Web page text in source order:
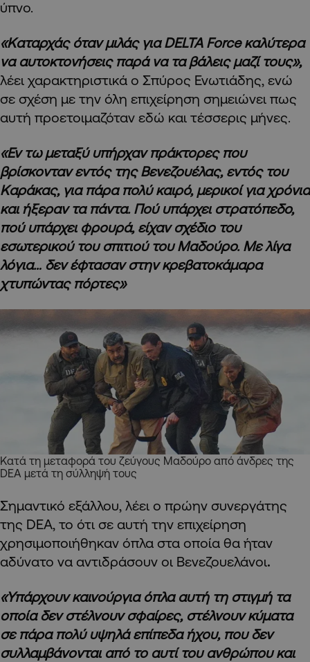
ύπνο.
«Καταρχάς όταν μιλάς γιαDELTA Force καλύτερα
να αυτοκτονήσεις παρά να τα βάλεις μαζί τους»,
λέει χαρακτηριστικά ο Σπύρος Ενωτιάδης, ενώ
σε σχέση με την όλη επιχείρηση σημειώνει πως
αυτή προετοιμαζόταν εδώ και τέσσερις μήνες.
«Εν τω μεταξύ υπήρχαν πράκτορες που
βρίσκονταν εντός της Βενεζουέλας, εντός του
Καράκας, για πάρα πολύ καιρό, μερικοί για χρόνια
και ήξεραν τα πάντα. Πού υπάρχει στρατόπεδο,
πού υπάρχει φρουρά, είχαν σχέδιο του
εσωτερικού του σπιτιού του Μαδούρο. Με λίγα
λόγια… δεν έφτασαν στην κρεβατοκάμαρα
χτυπώντας πόρτες»
Κατά τη μεταφορά του ζεύγους Μαδούρο από άνδρες της
DEA μετά τη σύλληψή τους
Σημαντικό εξάλλου, λέει ο πρώην συνεργάτης
της DEA, το ότι σε αυτή την επιχείρηση
χρησιμοποιήθηκαν όπλα στα οποία θα ήταν
αδύνατο να αντιδράσουν οι Βενεζουελάνοι.
«Υπάρχουν καινούργια όπλα αυτή τη στιγμή τα
οποία δεν στέλνουν σφαίρες, στέλνουν κύματα
σε πάρα πολύ υψηλά επίπεδα ήχου, που δεν
συλλαμβάνονται από το αυτί του ανθρώπου και